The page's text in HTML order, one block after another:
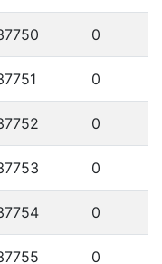
0
0
0
0
0
0